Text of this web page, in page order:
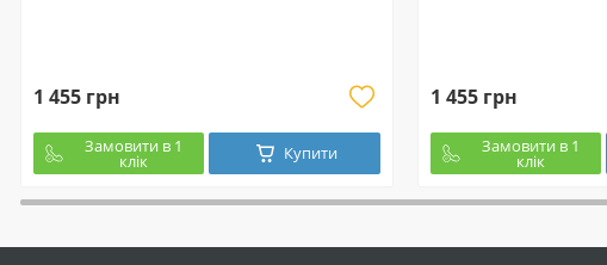
1 455 грн
Замовити в 1
клік Купити
1 455 грн
Замовити в 1
клік